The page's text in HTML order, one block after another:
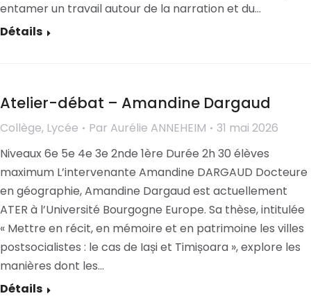
entamer un travail autour de la narration et du…
Détails
Atelier-débat – Amandine Dargaud
Collège, Lycée Par Aurélie ANNEHEIM
31 mai 2026
Niveaux 6e 5e 4e 3e 2nde 1ère Durée 2h 30 élèves
maximum L’intervenante Amandine DARGAUD Docteure
en géographie, Amandine Dargaud est actuellement
ATER à l’Université Bourgogne Europe. Sa thèse, intitulée
« Mettre en récit, en mémoire et en patrimoine les villes
postsocialistes : le cas de Iași et Timișoara », explore les
manières dont les…
Détails